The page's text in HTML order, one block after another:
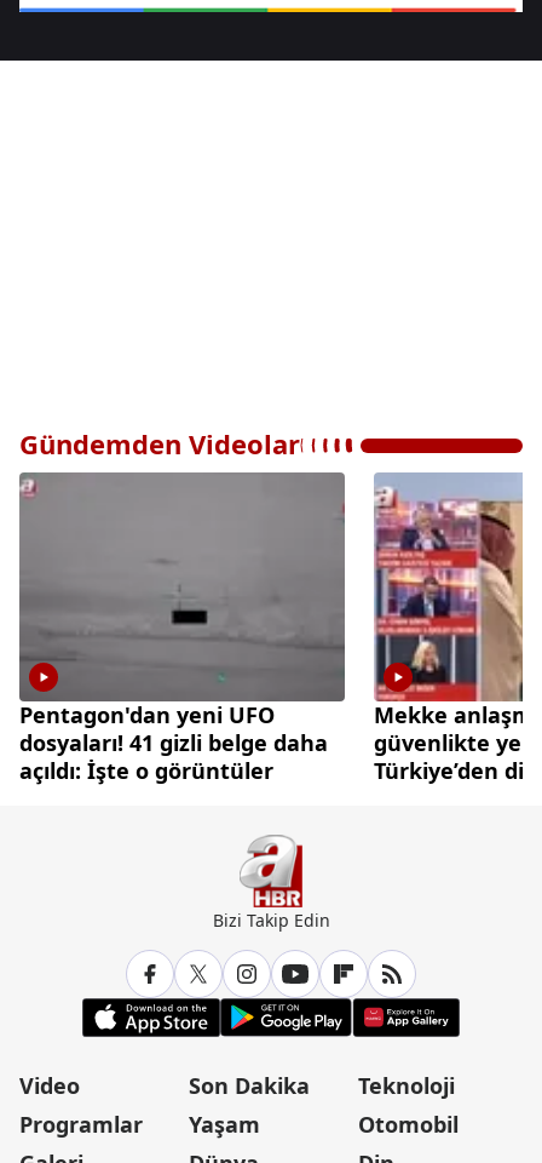
Gündemden Videolar
Pentagon'dan yeni UFO
dosyaları! 41 gizli belge daha
açıldı: İşte o görüntüler
Mekke
güvenlikte
Türkiye’den
Bizi Takip Edin
Video
Programlar
Son Dakika
Yaşam
Teknoloji
Otomobil